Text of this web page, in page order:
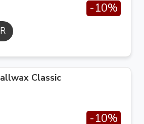
-10%
Classic
-10%